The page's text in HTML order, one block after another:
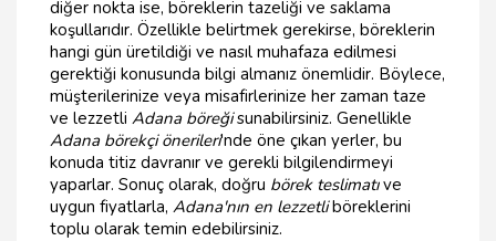
diğer nokta ise, böreklerin tazeliği ve saklama
koşullarıdır. Özellikle belirtmek gerekirse, böreklerin
hangi gün üretildiği ve nasıl muhafaza edilmesi
gerektiği konusunda bilgi almanız önemlidir. Böylece,
müşterilerinize veya misafirlerinize her zaman taze
ve lezzetli Adana böreğisunabilirsiniz. Genellikle
Adana börekçi önerileri'nde öne çıkan yerler, bu
konuda titiz davranır ve gerekli bilgilendirmeyi
yaparlar. Sonuç olarak, doğru börek teslimatıve
uygun fiyatlarla, Adana'nın en lezzetliböreklerini
toplu olarak temin edebilirsiniz.